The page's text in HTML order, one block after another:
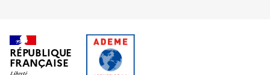
RÉPUBLIQUE
FRANÇAISE